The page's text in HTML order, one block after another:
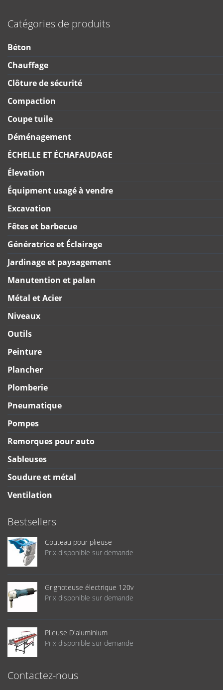
Catégories de produits
Béton
Chauffage
Clôture de sécurité
Compaction
Coupe tuile
Déménagement
ÉCHELLE ET ÉCHAFAUDAGE
Élevation
Équipment usagé à vendre
Excavation
Fêtes et barbecue
Génératrice et Éclairage
Jardinage et paysagement
Manutention et palan
Métal et Acier
Niveaux
Outils
Peinture
Plancher
Plomberie
Pneumatique
Pompes
Remorques pour auto
Sableuses
Soudure et métal
Ventilation
Bestsellers
Couteau pour plieuse
Prix disponible sur demande
Grignoteuse électrique 120v
Prix disponible sur demande
Plieuse D'aluminium
Prix disponible sur demande
Contactez-nous